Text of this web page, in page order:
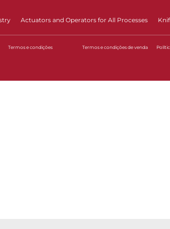
Actuators and Operators for All Processes
Termos e condições Termos e condições de venda